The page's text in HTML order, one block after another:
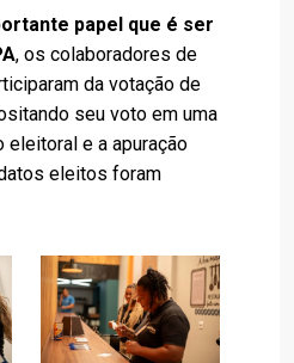
papel que é ser
, os colaboradores de
da votação de
seu voto em uma
eleitoral e a apuração
eleitos foram